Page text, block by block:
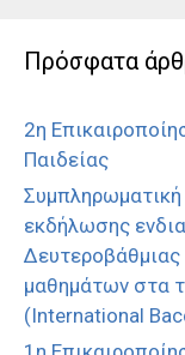
Πρόσφατα
2η
Παιδείας
εκδήλωσης
Δευτεροβάθμιας
μαθημάτων στα
(International